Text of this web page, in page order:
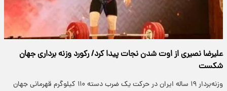
علیرضا نصیری از اوت شدن نجات پیدا کرد/ رکورد وزنه برداری جهان
شکست
وزنه‌بردار ۱۹ ساله ایران در حرکت یک ضرب دسته ۱۱۰ کیلوگرم قهرمانی جهان